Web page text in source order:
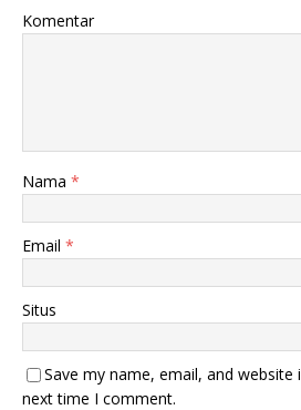
Komentar
Nama *
Email *
Situs
Save my name, email, and
next time I comment.